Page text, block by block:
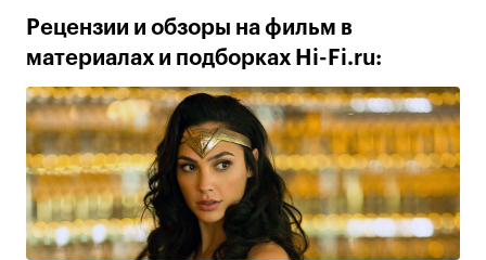
Рецензии и обзоры на фильм в
материалах и подборках Hi-Fi.ru: